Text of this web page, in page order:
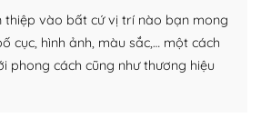
và themes phù hợp cho mục đích
plugin và themes
thiệp vào bất cứ vị trí nào bạn mong
cục, hình ảnh, màu sắc,… một cách
phong cách cũng như thương hiệu